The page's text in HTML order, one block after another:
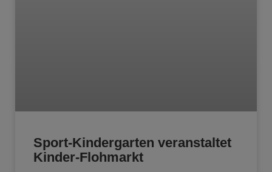
Sport-Kindergarten veranstaltet
Kinder-Flohmarkt